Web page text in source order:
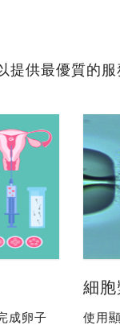
供最優質的服
成卵子
細
使用